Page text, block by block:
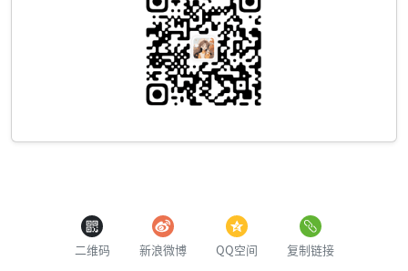
二维码 新浪微博 QQ空间 复制链接